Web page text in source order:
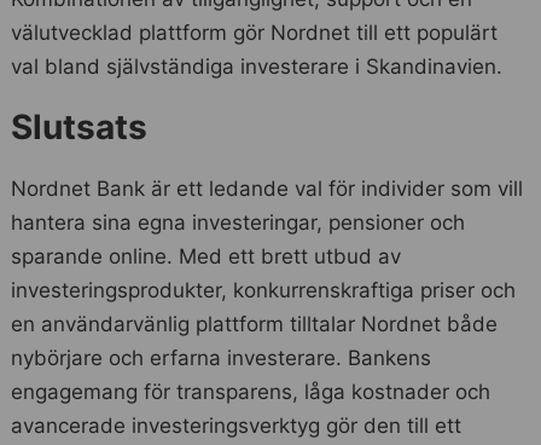
välutvecklad plattform gör Nordnet till ett populärt
val bland självständiga investerare i Skandinavien.
Slutsats
Nordnet Bank är ett ledande val för individer som vill
hantera sina egna investeringar, pensioner och
sparande online. Med ett brett utbud av
investeringsprodukter, konkurrenskraftiga priser och
en användarvänlig plattform tilltalar Nordnet både
nybörjare och erfarna investerare. Bankens
engagemang för transparens, låga kostnader och
avancerade investeringsverktyg gör den till ett